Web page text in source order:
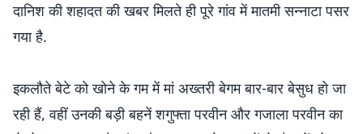
दानिश की शहादत की खबर मिलते ही पूरे गांव में मातमी सन्नाटा पसर
गया है.
इकलौते बेटे को खोने के गम में मां अख्तरी बेगम बार-बार बेसुध हो जा
रही हैं, वहीं उनकी बड़ी बहनें शगुफ्ता परवीन और गजाला परवीन का